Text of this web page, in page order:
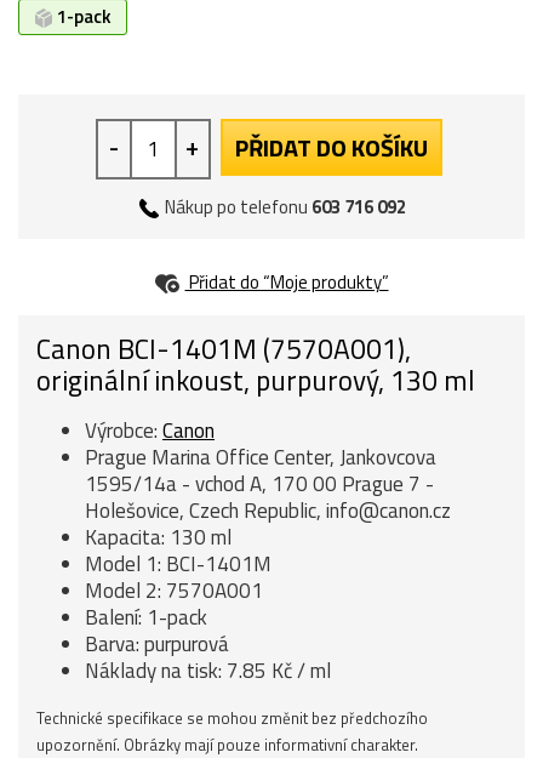
1-pack
- + PŘIDAT DO KOŠÍKU
Nákup po telefonu 603 716 092
Přidat do “Moje produkty”
Canon BCI-1401M (7570A001),
originální inkoust, purpurový, 130 ml
Výrobce:Canon
Prague Marina Office Center, Jankovcova
1595/14a - vchod A, 170 00 Prague 7 -
Holešovice, Czech Republic, info@canon.cz
Kapacita: 130 ml
Model 1: BCI-1401M
Model 2: 7570A001
Balení: 1-pack
Barva: purpurová
Náklady na tisk: 7.85 Kč / ml
Technické specifikace se mohou změnit bez předchozího
upozornění. Obrázky mají pouze informativní charakter.